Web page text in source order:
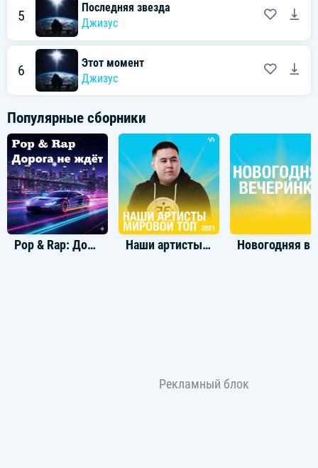
5
Последняя звезда
Джизус
6
Этот момент
Джизус
Популярные сборники
Pop & Rap: Дорога не ждёт Наши артисты: мировой топ 2021